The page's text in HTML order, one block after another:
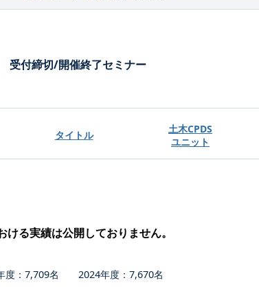
受付締切/開催終了セミナー
タイトル
土木CPDS
ユニット
る実績は公開しておりません。
：7,709名 2024年度：7,670名